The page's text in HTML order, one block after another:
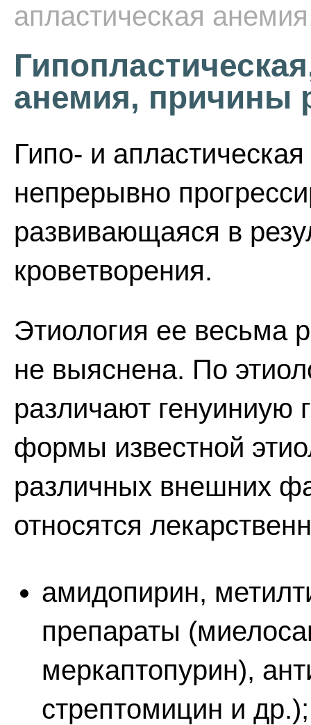
апластическая
анемия, причины
Гипо- и
непрерывно
развивающаяся в
кроветворения.
Этиология ее весьма
не выяснена. По
различают генуиниую
формы известной
различных внешних
относятся
амидопирин,
препараты
меркаптопурин),
стрептомицин и др.);